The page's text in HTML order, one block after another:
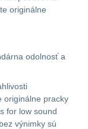
originálne
odolnosť a
originálne pracky
for low sound
výnimky sú